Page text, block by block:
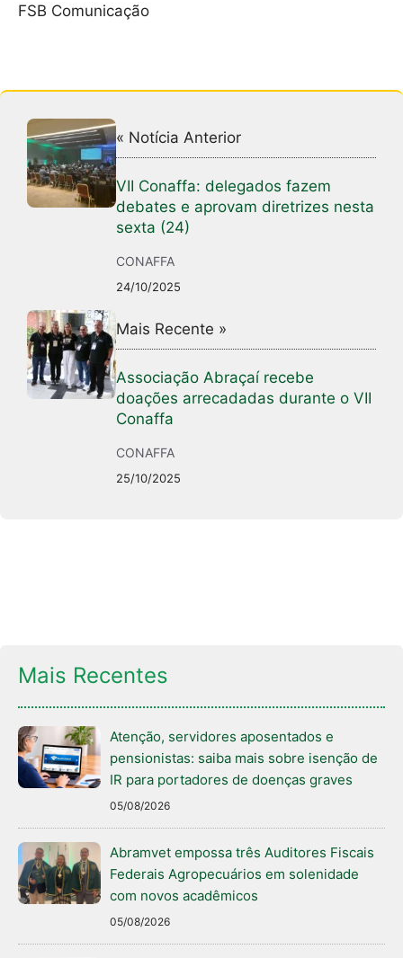
FSB Comunicação
« Notícia Anterior
VII Conaffa: delegados fazem
debates e aprovam diretrizes nesta
sexta (24)
CONAFFA
24/10/2025
Mais Recente »
Associação Abraçaí recebe
doações arrecadadas durante o VII
Conaffa
CONAFFA
25/10/2025
Mais Recentes
Atenção, servidores aposentados e
pensionistas: saiba mais sobre isenção de
IR para portadores de doenças graves
05/08/2026
Abramvet empossa três Auditores Fiscais
Federais Agropecuários em solenidade
com novos acadêmicos
05/08/2026